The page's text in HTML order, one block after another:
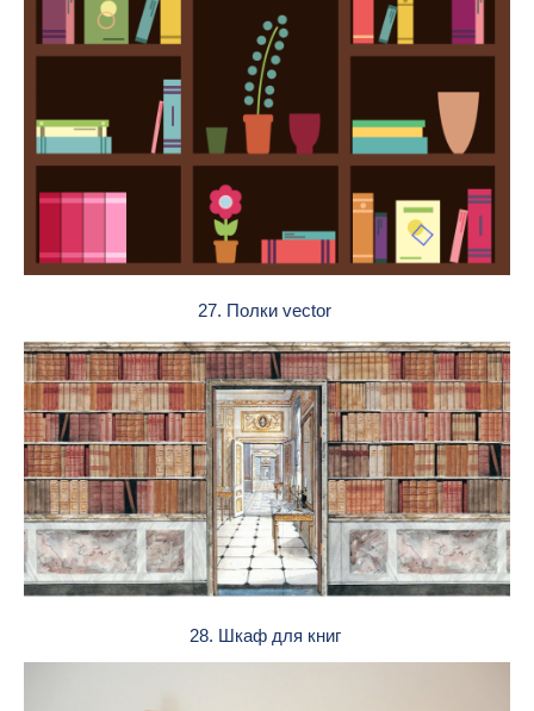
27. Полки vector
28. Шкаф для книг